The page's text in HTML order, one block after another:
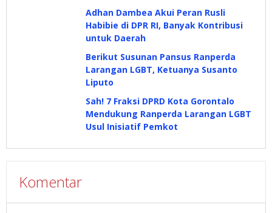
Adhan Dambea Akui Peran Rusli
Habibie di DPR RI, Banyak Kontribusi
untuk Daerah
Berikut Susunan Pansus Ranperda
Larangan LGBT, Ketuanya Susanto
Liputo
Sah! 7 Fraksi DPRD Kota Gorontalo
Mendukung Ranperda Larangan LGBT
Usul Inisiatif Pemkot
Komentar